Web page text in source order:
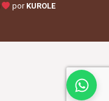
por KUROLE